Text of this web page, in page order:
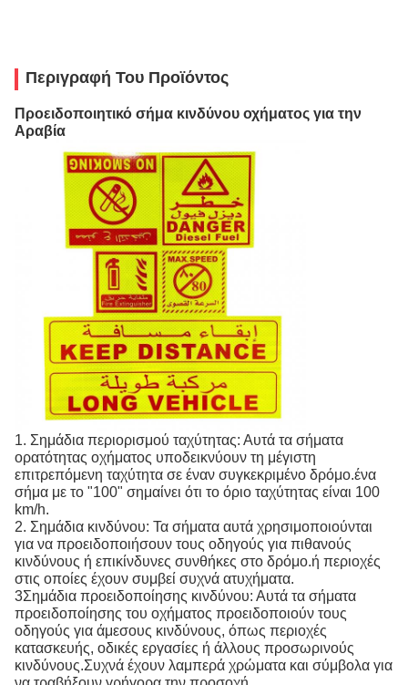
Περιγραφή Του Προϊόντος
Προειδοποιητικό σήμα κινδύνου οχήματος για την
Αραβία
1. Σημάδια περιορισμού ταχύτητας: Αυτά τα σήματα
ορατότητας οχήματος υποδεικνύουν τη μέγιστη
επιτρεπόμενη ταχύτητα σε έναν συγκεκριμένο δρόμο.ένα
σήμα με το "100" σημαίνει ότι το όριο ταχύτητας είναι 100
km/h.
2. Σημάδια κινδύνου: Τα σήματα αυτά χρησιμοποιούνται
για να προειδοποιήσουν τους οδηγούς για πιθανούς
κινδύνους ή επικίνδυνες συνθήκες στο δρόμο.ή περιοχές
στις οποίες έχουν συμβεί συχνά ατυχήματα.
3Σημάδια προειδοποίησης κινδύνου: Αυτά τα σήματα
προειδοποίησης του οχήματος προειδοποιούν τους
οδηγούς για άμεσους κινδύνους, όπως περιοχές
κατασκευής, οδικές εργασίες ή άλλους προσωρινούς
κινδύνους.Συχνά έχουν λαμπερά χρώματα και σύμβολα για